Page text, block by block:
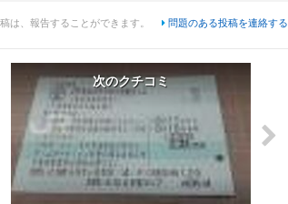
は、報告することができます。 問題のある投稿を連絡する
次のクチコミ